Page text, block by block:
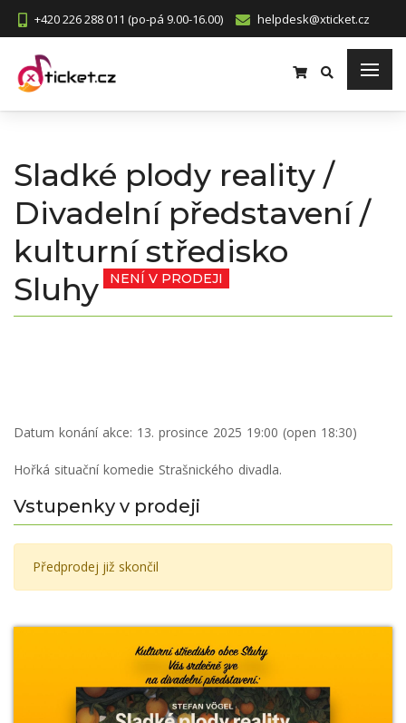
+420 226 288 011 (po-pá 9.00-16.00) helpdesk@xticket.cz
Sladké plody reality /
Divadelní představení /
kulturní středisko
Sluhy
NENÍ V PRODEJI
Datum konání akce: 13. prosince 2025 19:00 (open 18:30)
Hořká situační komedie Strašnického divadla.
Vstupenky v prodeji
Předprodej již skončil